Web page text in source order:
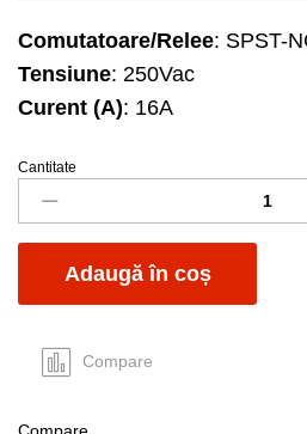
Comutatoare/Relee: SPST-
Tensiune: 250Vac
Curent (A): 16A
Termostat
NC80
16A
250Vac
quantity
Cantitate
Adaugă în coș
Compare
Compare